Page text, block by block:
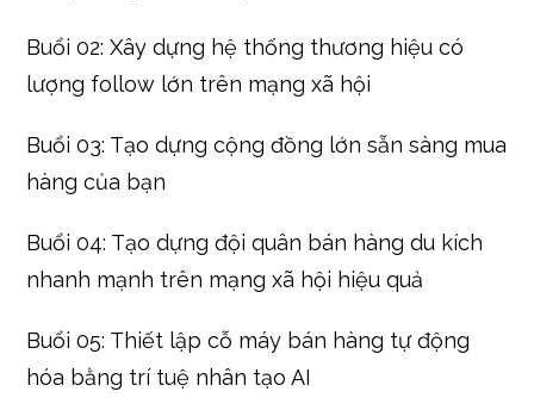
Buổi 02: Xây dựng hệ thống thương hiệu có
lượng follow lớn trên mạng xã hội
Buổi 03: Tạo dựng cộng đồng lớn sẵn sàng mua
hàng của bạn
Buổi 04: Tạo dựng đội quân bán hàng du kích
nhanh mạnh trên mạng xã hội hiệu quả
Buổi 05: Thiết lập cỗ máy bán hàng tự động
hóa bằng trí tuệ nhân tạo AI